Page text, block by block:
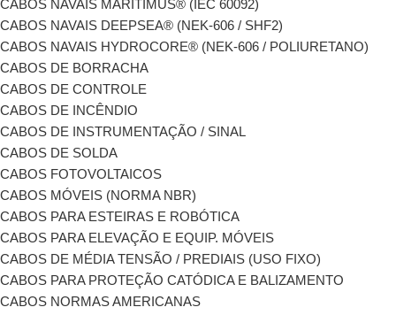
CABOS NAVAIS MARITIMUS® (IEC 60092)
CABOS NAVAIS DEEPSEA® (NEK-606 / SHF2)
CABOS NAVAIS HYDROCORE® (NEK-606 / POLIURETANO)
CABOS DE BORRACHA
CABOS DE CONTROLE
CABOS DE INCÊNDIO
CABOS DE INSTRUMENTAÇÃO / SINAL
CABOS DE SOLDA
CABOS FOTOVOLTAICOS
CABOS MÓVEIS (NORMA NBR)
CABOS PARA ESTEIRAS E ROBÓTICA
CABOS PARA ELEVAÇÃO E EQUIP. MÓVEIS
CABOS DE MÉDIA TENSÃO / PREDIAIS (USO FIXO)
CABOS PARA PROTEÇÃO CATÓDICA E BALIZAMENTO
CABOS NORMAS AMERICANAS